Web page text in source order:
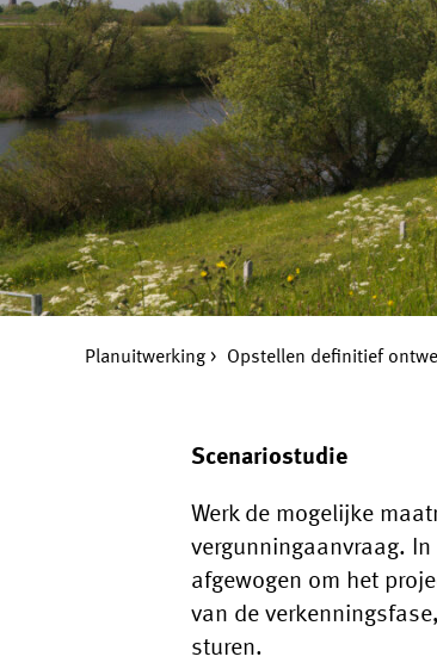
Planuitwerking Opstellen definitief
Scenariostudie
Werk de mogelijke
vergunningaanvraag.
afgewogen om het
van de
sturen.